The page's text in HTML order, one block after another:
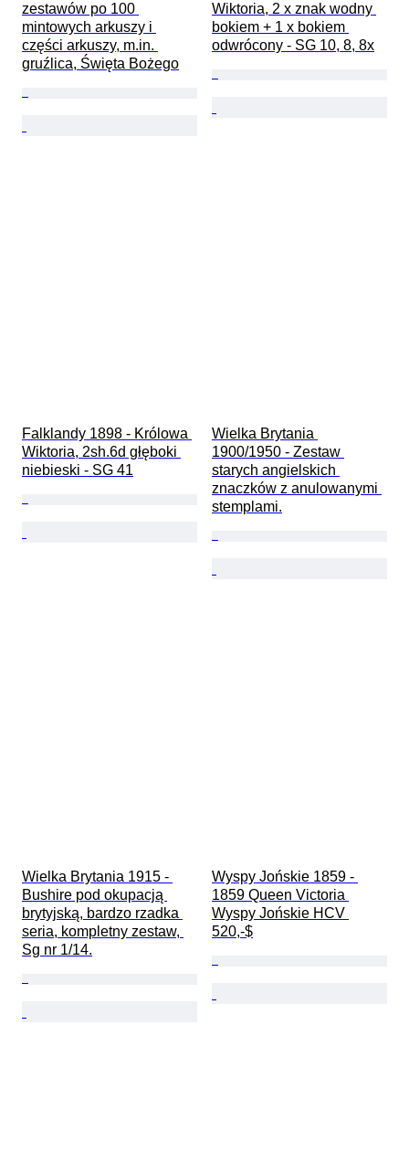
zestawów po 100
mintowych arkuszy i
części arkuszy, m.in.
gruźlica, Święta Bożego
Wiktoria, 2 x znak wodny
bokiem + 1 x bokiem
odwrócony - SG 10, 8, 8x
Falklandy 1898 - Królowa
Wiktoria, 2sh.6d głęboki
niebieski - SG 41
Wielka Brytania
1900/1950 - Zestaw
starych angielskich
znaczków z anulowanymi
stemplami.
Wielka Brytania 1915 -
Bushire pod okupacją
brytyjską, bardzo rzadka
seria, kompletny zestaw,
Sg nr 1/14.
Wyspy Jońskie 1859 -
1859 Queen Victoria
Wyspy Jońskie HCV
520,-$